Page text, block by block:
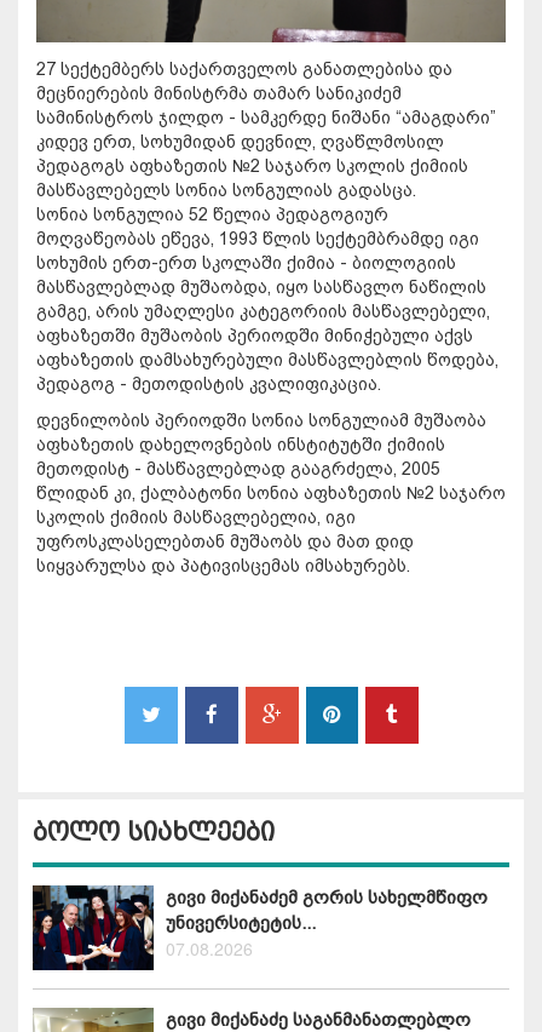
27 სექტემბერს საქართველოს განათლებისა და
მეცნიერების მინისტრმა თამარ სანიკიძემ
სამინისტროს ჯილდო - სამკერდე ნიშანი “ამაგდარი”
კიდევ ერთ, სოხუმიდან დევნილ, ღვაწლმოსილ
პედაგოგს აფხაზეთის №2 საჯარო სკოლის ქიმიის
მასწავლებელს სონია სონგულიას გადასცა.
სონია სონგულია 52 წელია პედაგოგიურ
მოღვაწეობას ეწევა, 1993 წლის სექტემბრამდე იგი
სოხუმის ერთ-ერთ სკოლაში ქიმია - ბიოლოგიის
მასწავლებლად მუშაობდა, იყო სასწავლო ნაწილის
გამგე, არის უმაღლესი კატეგორიის მასწავლებელი,
აფხაზეთში მუშაობის პერიოდში მინიჭებული აქვს
აფხაზეთის დამსახურებული მასწავლებლის წოდება,
პედაგოგ - მეთოდისტის კვალიფიკაცია.
დევნილობის პერიოდში სონია სონგულიამ მუშაობა
აფხაზეთის დახელოვნების ინსტიტუტში ქიმიის
მეთოდისტ - მასწავლებლად გააგრძელა, 2005
წლიდან კი, ქალბატონი სონია აფხაზეთის №2 საჯარო
სკოლის ქიმიის მასწავლებელია, იგი
უფროსკლასელებთან მუშაობს და მათ დიდ
სიყვარულსა და პატივისცემას იმსახურებს.
ბოლო სიახლეები
გივი მიქანაძემ გორის სახელმწიფო
უნივერსიტეტის...
07.08.2026
გივი მიქანაძე საგანმანათლებლო